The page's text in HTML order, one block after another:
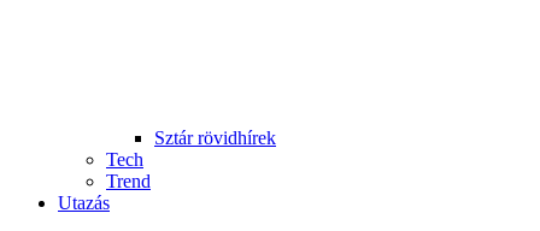
Sztár rövidhírek
Tech
Trend
Utazás